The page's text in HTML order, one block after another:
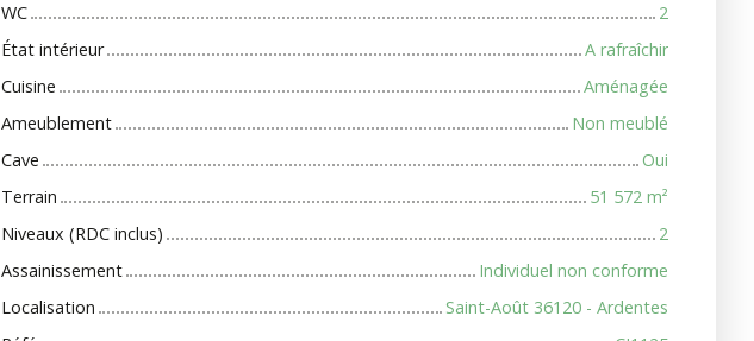
WC
2
État intérieur
A rafraîchir
Cuisine
Aménagée
Ameublement
Non meublé
Cave
Oui
Terrain
51 572 m²
Niveaux (RDC inclus)
2
Assainissement
Individuel non conforme
Localisation
Saint-Août 36120 - Ardentes